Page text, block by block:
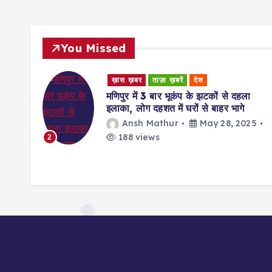
You Missed
2
ख़ास ख़बर ताज़ा ख़बरें देश
मणिपुर में 3 बार भूकंप के झटकों से दहला
इलाका, लोग दहशत में घरों से बाहर भागे
Ansh Mathur
May 28, 2025
188 views